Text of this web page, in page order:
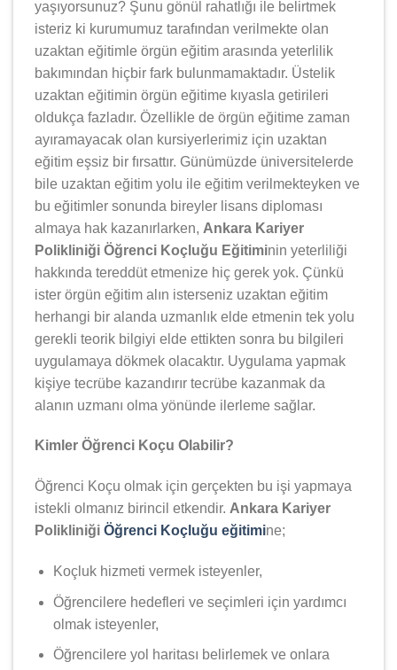
yaşıyorsunuz? Şunu gönül rahatlığı ile belirtmek
isteriz ki kurumumuz tarafından verilmekte olan
uzaktan eğitimle örgün eğitim arasında yeterlilik
bakımından hiçbir fark bulunmamaktadır. Üstelik
uzaktan eğitimin örgün eğitime kıyasla getirileri
oldukça fazladır. Özellikle de örgün eğitime zaman
ayıramayacak olan kursiyerlerimiz için uzaktan
eğitim eşsiz bir fırsattır. Günümüzde üniversitelerde
bile uzaktan eğitim yolu ile eğitim verilmekteyken ve
bu eğitimler sonunda bireyler lisans diploması
almaya hak kazanırlarken, Ankara Kariyer
Polikliniği Öğrenci Koçluğu Eğitiminin yeterliliği
hakkında tereddüt etmenize hiç gerek yok. Çünkü
ister örgün eğitim alın isterseniz uzaktan eğitim
herhangi bir alanda uzmanlık elde etmenin tek yolu
gerekli teorik bilgiyi elde ettikten sonra bu bilgileri
uygulamaya dökmek olacaktır. Uygulama yapmak
kişiye tecrübe kazandırır tecrübe kazanmak da
alanın uzmanı olma yönünde ilerleme sağlar.
Kimler Öğrenci Koçu Olabilir?
Öğrenci Koçu olmak için gerçekten bu işi yapmaya
istekli olmanız birincil etkendir. Ankara Kariyer
Polikliniği Öğrenci Koçluğu eğitimine;
Koçluk hizmeti vermek isteyenler,
Öğrencilere hedefleri ve seçimleri için yardımcı
olmak isteyenler,
Öğrencilere yol haritası belirlemek ve onlara